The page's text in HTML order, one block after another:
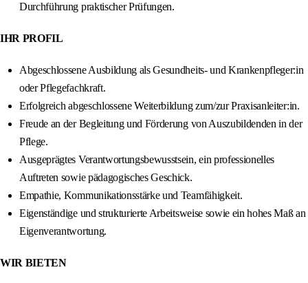
Durchführung praktischer Prüfungen.
IHR PROFIL
Abgeschlossene Ausbildung als Gesundheits- und Krankenpfleger:in
oder Pflegefachkraft.
Erfolgreich abgeschlossene Weiterbildung zum/zur Praxisanleiter:in.
Freude an der Begleitung und Förderung von Auszubildenden in der
Pflege.
Ausgeprägtes Verantwortungsbewusstsein, ein professionelles
Auftreten sowie pädagogisches Geschick.
Empathie, Kommunikationsstärke und Teamfähigkeit.
Eigenständige und strukturierte Arbeitsweise sowie ein hohes Maß an
Eigenverantwortung.
WIR BIETEN